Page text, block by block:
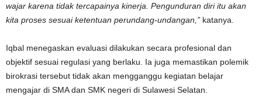
wajar karena tidak tercapainya kinerja. Pengunduran diri itu akan
kita proses sesuai ketentuan perundang-undangan,” katanya.
Iqbal menegaskan evaluasi dilakukan secara profesional dan
objektif sesuai regulasi yang berlaku. Ia juga memastikan polemik
birokrasi tersebut tidak akan mengganggu kegiatan belajar
mengajar di SMA dan SMK negeri di Sulawesi Selatan.